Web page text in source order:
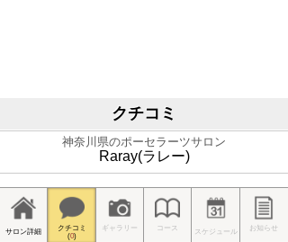
クチコミ
神奈川県のポーセラーツサロン
Raray(ラレー)
サロン詳細
クチコミ
(0)
ギャラリー コース スケジュール お知らせ